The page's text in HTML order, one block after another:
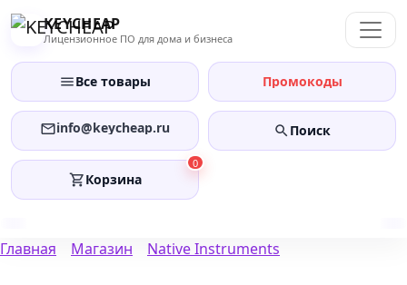
Перейти
KEYCHEAP
Лицензионное ПО для дома и бизнеса
Все товары Промокоды
info@keycheap.ru Поиск
0
Корзина
Главная Магазин Native Instruments